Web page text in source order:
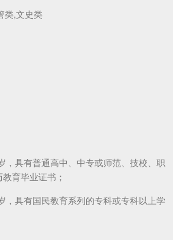
类,文史类
，具有普通高中、中专或师范、技校、职
育毕业证书；
，具有国民教育系列的专科或专科以上学